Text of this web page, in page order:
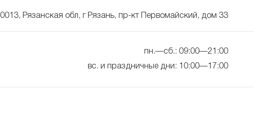
Рязанская обл, г Рязань, пр-кт Первомайский, дом 33
пн.—сб.: 09:00—21:00
вс. и праздничные дни: 10:00—17:00